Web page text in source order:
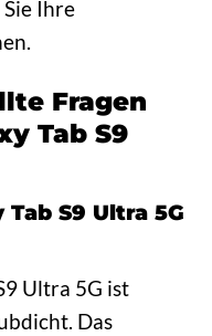
Ihre
Fragen
Tab S9
S9 Ultra 5G
Ultra 5G ist
Das